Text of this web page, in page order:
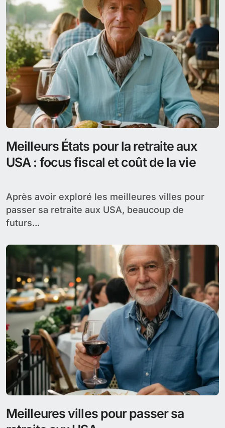
Meilleurs États pour la retraite aux
USA : focus fiscal et coût de la vie
Après avoir exploré les meilleures villes pour
passer sa retraite aux USA, beaucoup de
futurs...
Meilleures villes pour passer sa